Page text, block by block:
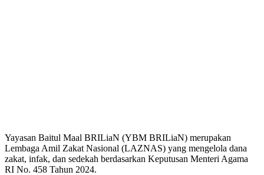
Yayasan Baitul Maal BRILiaN (YBM BRILiaN) merupakan
Lembaga Amil Zakat Nasional (LAZNAS) yang mengelola dana
zakat, infak, dan sedekah berdasarkan Keputusan Menteri Agama
RI No. 458 Tahun 2024.